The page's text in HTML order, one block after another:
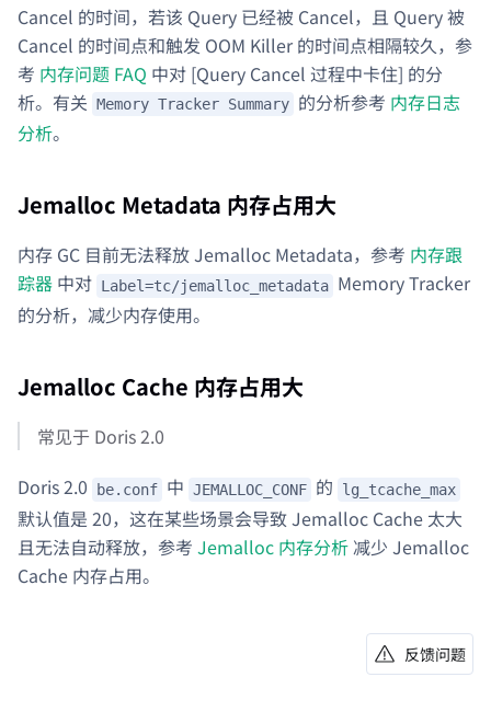
Cancel 的时间，若该 Query 已经被 Cancel，且 Query 被
Cancel 的时间点和触发 OOM Killer 的时间点相隔较久，参
考 内存问题 FAQ 中对 [Query Cancel 过程中卡住] 的分
析。有关 Memory Tracker Summary 的分析参考 内存日志
分析。
Jemalloc Metadata 内存占用大
内存 GC 目前无法释放 Jemalloc Metadata，参考 内存跟
踪器 中对 Label=tc/jemalloc_metadata Memory Tracker
的分析，减少内存使用。
Jemalloc Cache 内存占用大
常见于 Doris 2.0
Doris 2.0
be.conf 中 JEMALLOC_CONF 的 lg_tcache_max
默认值是 20，这在某些场景会导致 Jemalloc Cache 太大
且无法自动释放，参考 Jemalloc 内存分析 减少 Jemalloc
Cache 内存占用。
反馈问题